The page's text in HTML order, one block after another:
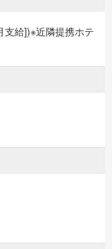
給])※近隣提携ホテ